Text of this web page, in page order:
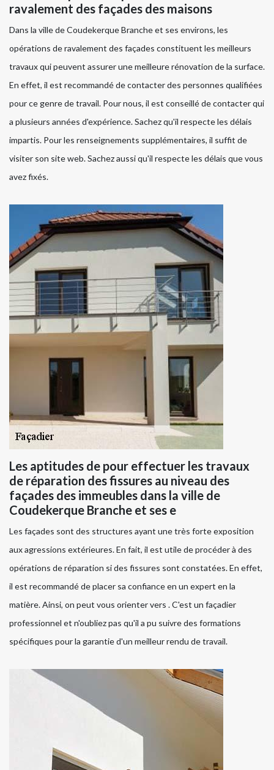
ravalement des façades des maisons
Dans la ville de Coudekerque Branche et ses environs, les
opérations de ravalement des façades constituent les meilleurs
travaux qui peuvent assurer une meilleure rénovation de la surface.
En effet, il est recommandé de contacter des personnes qualifiées
pour ce genre de travail. Pour nous, il est conseillé de contacter qui
a plusieurs années d'expérience. Sachez qu'il respecte les délais
impartis. Pour les renseignements supplémentaires, il suffit de
visiter son site web. Sachez aussi qu'il respecte les délais que vous
avez fixés.
Les aptitudes de pour effectuer les travaux
de réparation des fissures au niveau des
façades des immeubles dans la ville de
Coudekerque Branche et ses e
Les façades sont des structures ayant une très forte exposition
aux agressions extérieures. En fait, il est utile de procéder à des
opérations de réparation si des fissures sont constatées. En effet,
il est recommandé de placer sa confiance en un expert en la
matière. Ainsi, on peut vous orienter vers . C'est un façadier
professionnel et n'oubliez pas qu'il a pu suivre des formations
spécifiques pour la garantie d'un meilleur rendu de travail.